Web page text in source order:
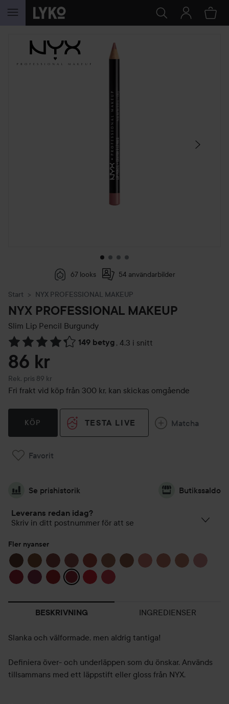
HOPPA TILL INNEHÅLLET
HOPPA ÖVER SEKTIONEN
67 looks 54 användarbilder
Start NYX PROFESSIONAL MAKEUP
NYX PROFESSIONAL MAKEUP
Slim Lip Pencil Burgundy
149 betyg , 4.3 i snitt
Hoppa till Betyg & kommentarer
86 kr
Rek. pris 89 kr
Rekommenderat pris 89 kr
Fri frakt vid köp från 300 kr, kan skickas omgående
KÖP TESTA LIVE Matcha
Favorit
Se prishistorik Butikssaldo
Leverans redan idag?
Skriv in ditt postnummer för att se
Fler nyanser
BESKRIVNING INGREDIENSER
Slanka och välformade, men aldrig tantiga!
Definiera över- och underläppen som du önskar. Används
tillsammans med ett läppstift eller gloss från NYX.